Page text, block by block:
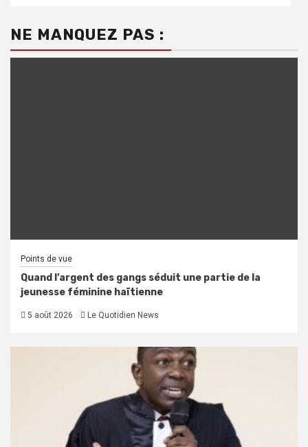
NE MANQUEZ PAS :
Points de vue
Quand l’argent des gangs séduit une partie de la
jeunesse féminine haïtienne
5 août 2026 Le Quotidien News